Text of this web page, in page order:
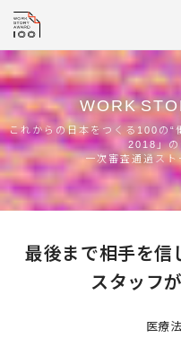
WORK
これからの日本をつくる100の
2018」の
一次審査通過ス
最後まで相手を信
スタッフ
医療